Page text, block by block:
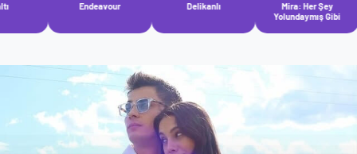
Endeavour
Mira: Her Şey
Yolundaymış Gibi